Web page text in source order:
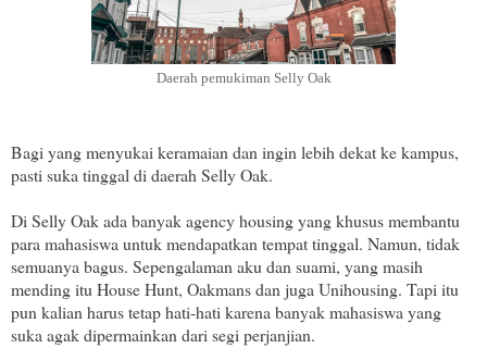
Daerah pemukiman Selly Oak
Bagi yang menyukai keramaian dan ingin lebih dekat ke kampus,
pasti suka tinggal di daerah Selly Oak.
Di Selly Oak ada banyak agency housing yang khusus membantu
para mahasiswa untuk mendapatkan tempat tinggal. Namun, tidak
semuanya bagus. Sepengalaman aku dan suami, yang masih
mending itu House Hunt, Oakmans dan juga Unihousing. Tapi itu
pun kalian harus tetap hati-hati karena banyak mahasiswa yang
suka agak dipermainkan dari segi perjanjian.